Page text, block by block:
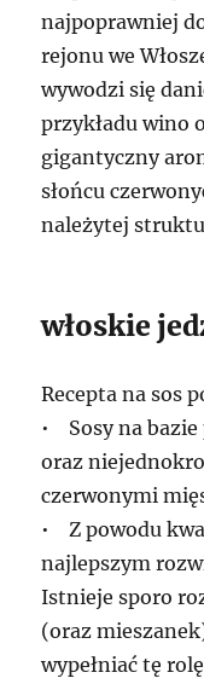
najpoprawniej
rejonu we
wywodzi się
przykładu wino
gigantyczny
słońcu
należytej
włoskie
Recepta na sos
• Sosy na bazie
oraz
czerwonymi
• Z powodu
najlepszym
Istnieje sporo
(oraz
wypełniać tę